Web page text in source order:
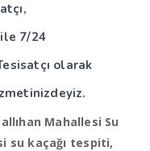
ile 7/24
olarak
Mahallesi Su
su kaçağı tespiti,